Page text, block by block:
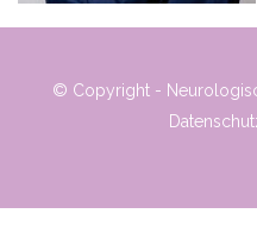
© Copyright -